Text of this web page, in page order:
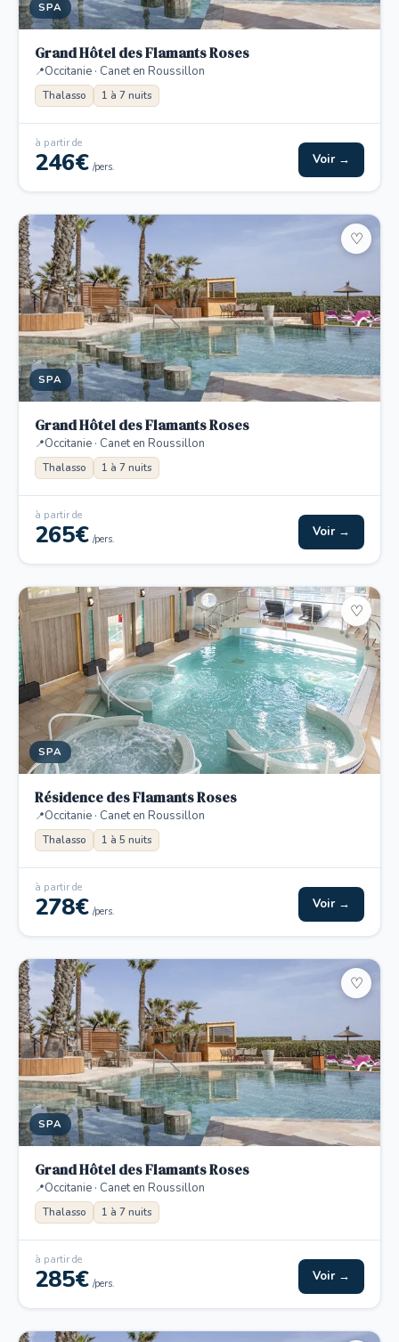
SPA
Grand Hôtel des Flamants Roses
Occitanie · Canet en Roussillon
Thalasso 1 à 7 nuits
à partir de
246€ /pers. Voir →
SPA
♡
Grand Hôtel des Flamants Roses
Occitanie · Canet en Roussillon
Thalasso 1 à 7 nuits
à partir de
265€ /pers. Voir →
SPA
♡
Résidence des Flamants Roses
Occitanie · Canet en Roussillon
Thalasso 1 à 5 nuits
à partir de
278€ /pers. Voir →
SPA
♡
Grand Hôtel des Flamants Roses
Occitanie · Canet en Roussillon
Thalasso 1 à 7 nuits
à partir de
285€ /pers. Voir →